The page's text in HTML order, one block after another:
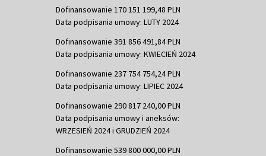
Dofinansowanie 170 151 199,48 PLN
Data podpisania umowy: LUTY 2024
Dofinansowanie 391 856 491,84 PLN
Data podpisania umowy: KWIECIEŃ 2024
Dofinansowanie 237 754 754,24 PLN
Data podpisania umowy: LIPIEC 2024
Dofinansowanie 290 817 240,00 PLN
Data podpisania umowy i aneksów:
WRZESIEŃ 2024 i GRUDZIEŃ 2024
Dofinansowanie 539 800 000,00 PLN